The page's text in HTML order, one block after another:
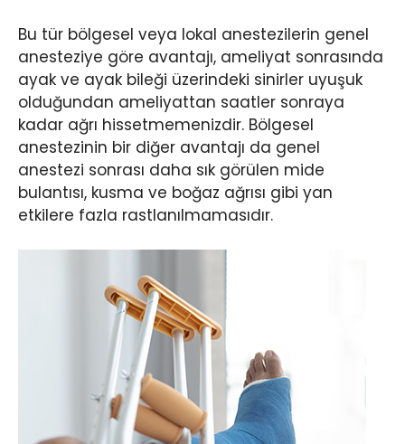
Bu tür bölgesel veya lokal anestezilerin genel
anesteziye göre avantajı, ameliyat sonrasında
ayak ve ayak bileği üzerindeki sinirler uyuşuk
olduğundan ameliyattan saatler sonraya
kadar ağrı hissetmemenizdir. Bölgesel
anestezinin bir diğer avantajı da genel
anestezi sonrası daha sık görülen mide
bulantısı, kusma ve boğaz ağrısı gibi yan
etkilere fazla rastlanılmamasıdır.